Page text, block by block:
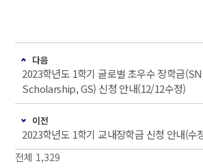
다음
2023학년도 1학기 글로벌 초우수 장학금
Scholarship, GS) 신청 안내(12/12수정)
이전
2023학년도 1학기 교내장학금 신청 안내(수
전체 1,329